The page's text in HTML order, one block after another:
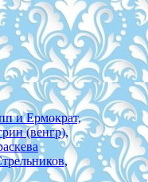
и Ермократ,
(венгр),